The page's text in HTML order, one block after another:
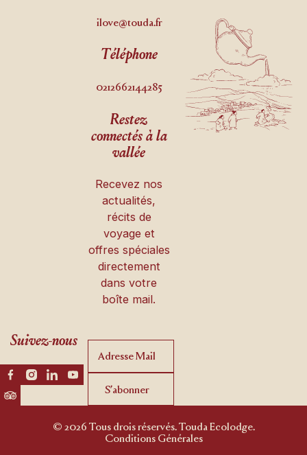
Suivez-nous
ilove@touda.fr
Téléphone
0212662144285
Restez
connectés à la
vallée
Recevez nos
actualités,
récits de
voyage et
offres spéciales
directement
dans votre
boîte mail.
S’abonner
S’abonner
© 2026 Tous drois réservés. Touda Ecolodge.
Conditions Générales